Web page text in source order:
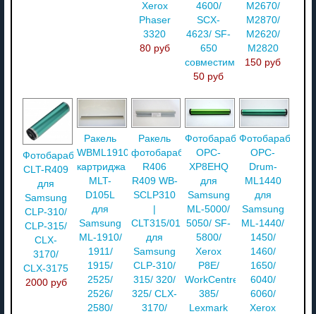
Xerox
Phaser
3320
80 руб
4600/
SCX-
4623/ SF-
650
совместимый
50 руб
M2670/
M2870/
M2620/
M2820
150 руб
Фотобарабан
CLT-R409
для
Samsung
CLP-310/
CLP-315/
CLX-
3170/
CLX-3175
2000 руб
Ракель
WBML1910
картриджа
MLT-
D105L
для
Samsung
ML-1910/
1911/
1915/
2525/
2526/
2580/
Ракель
фотобарабана
R406
R409 WB-
SCLP310
|
CLT315/01
для
Samsung
CLP-310/
315/ 320/
325/ CLX-
3170/
Фотобарабан
OPC-
XP8EHQ
для
Samsung
ML-5000/
5050/ SF-
5800/
Xerox
P8E/
WorkCentre
385/
Lexmark
Фотобарабан
OPC-
Drum-
ML1440
для
Samsung
ML-1440/
1450/
1460/
1650/
6040/
6060/
Xerox